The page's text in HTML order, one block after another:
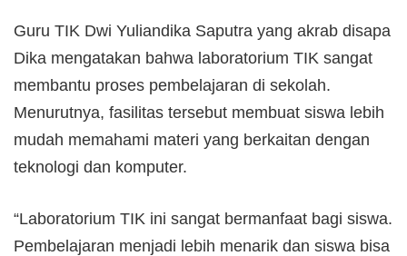
Guru TIK Dwi Yuliandika Saputra yang akrab disapa
Dika mengatakan bahwa laboratorium TIK sangat
membantu proses pembelajaran di sekolah.
Menurutnya, fasilitas tersebut membuat siswa lebih
mudah memahami materi yang berkaitan dengan
teknologi dan komputer.
“Laboratorium TIK ini sangat bermanfaat bagi siswa.
Pembelajaran menjadi lebih menarik dan siswa bisa